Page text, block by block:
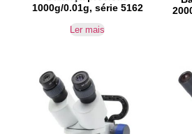
1000g/0.01g, série 5162
Ler mais